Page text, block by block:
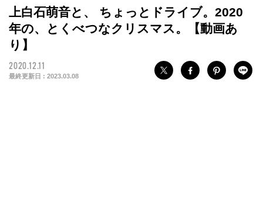
上白石萌音と、 ちょっとドライブ。2020
年の、とくべつなクリスマス。【動画あ
り】
2020.12.11
最終更新日 : 2023.03.08